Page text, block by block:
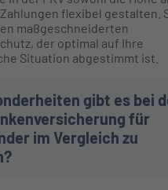
flexibel gestalten.
maßgeschneiderten
der optimal auf Ihre
Situation abgestimmt ist.
gibt es bei
für
im Vergleich zu